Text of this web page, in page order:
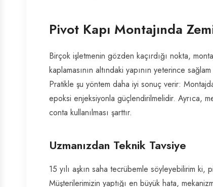
Pivot Kapı Montajında
Birçok işletmenin gözden kaçırdığı nokta,
kaplamasının altındaki yapının yeterince
Pratikle şu yöntem daha iyi sonuç verir:
epoksi enjeksiyonla güçlendirilmelidir. Ayrıca,
conta kullanılması şarttır.
Uzmanızdan Teknik Tavsiye
15 yılı aşkın saha tecrübemle söyleyebilirim ki,
Müşterilerimizin yaptığı en büyük hata,